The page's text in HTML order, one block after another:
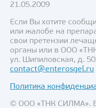
21.05.2009
Если Вы хотите
или жалобе на
свои претензии
органы или в ООО
ул. Шипиловская, д.
contact@enterosgel.ru
Политика
© ООО «ТНК СИЛМА».